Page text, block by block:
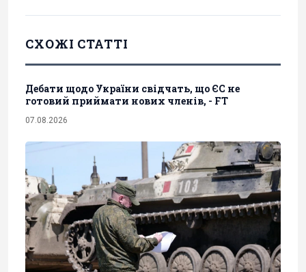
СХОЖІ СТАТТІ
Дебати щодо України свідчать, що ЄС не
готовий приймати нових членів, - FT
07.08.2026